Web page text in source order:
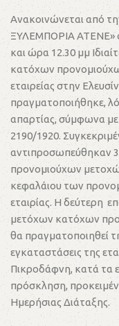
Ανακοινώνεται από
ΞΥΛΕΜΠΟΡΙΑ ΑΤΕΝΕ»
και ώρα 12.30 μμ
κατόχων
εταιρείας στην
πραγματοποιήθηκε,
απαρτίας, σύμφωνα
2190/1920.
αντιπροσωπεύθηκαν 3
προνομιούχων
κεφαλάιου των
εταιρίας. Η δεύτερη
μετόχων κατόχων
θα πραγματοποιηθεί
εγκαταστάσεις της
Πικροδάφνη, κατά τα
πρόσκληση,
Ημερήσιας Διάταξης.